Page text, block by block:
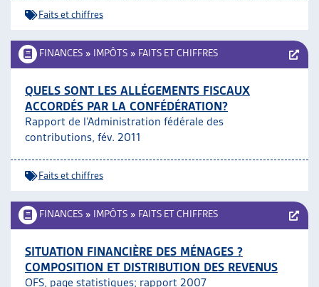
Faits et chiffres
FINANCES » IMPÔTS » FAITS ET CHIFFRES
QUELS SONT LES ALLÉGEMENTS FISCAUX
ACCORDÉS PAR LA CONFÉDÉRATION?
Rapport de l’Administration fédérale des
contributions, fév. 2011
Faits et chiffres
FINANCES » IMPÔTS » FAITS ET CHIFFRES
SITUATION FINANCIÈRE DES MÉNAGES ?
COMPOSITION ET DISTRIBUTION DES REVENUS
OFS, page statistiques; rapport 2007